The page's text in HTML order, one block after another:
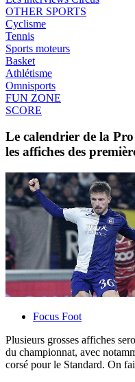
OTHER SPORTS
Cyclisme
Tennis
Sports moteurs
Basket
Athlétisme
Omnisports
FUN ZONE
SCORE
Le calendrier de la
les affiches des
Focus Foot
Plusieurs grosses affiches
du championnat, avec
corsé pour le Standard. On